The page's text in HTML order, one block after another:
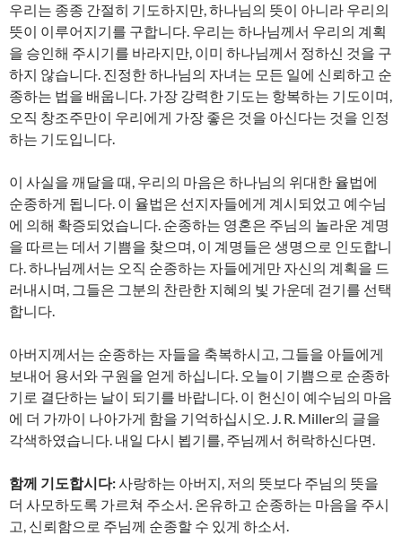
우리는 종종 간절히 기도하지만, 하나님의 뜻이 아니라 우리의
뜻이 이루어지기를 구합니다. 우리는 하나님께서 우리의 계획
을 승인해 주시기를 바라지만, 이미 하나님께서 정하신 것을 구
하지 않습니다. 진정한 하나님의 자녀는 모든 일에 신뢰하고 순
종하는 법을 배웁니다. 가장 강력한 기도는 항복하는 기도이며,
오직 창조주만이 우리에게 가장 좋은 것을 아신다는 것을 인정
하는 기도입니다.
이 사실을 깨달을 때, 우리의 마음은 하나님의 위대한 율법에
순종하게 됩니다. 이 율법은 선지자들에게 계시되었고 예수님
에 의해 확증되었습니다. 순종하는 영혼은 주님의 놀라운 계명
을 따르는 데서 기쁨을 찾으며, 이 계명들은 생명으로 인도합니
다. 하나님께서는 오직 순종하는 자들에게만 자신의 계획을 드
러내시며, 그들은 그분의 찬란한 지혜의 빛 가운데 걷기를 선택
합니다.
아버지께서는 순종하는 자들을 축복하시고, 그들을 아들에게
보내어 용서와 구원을 얻게 하십니다. 오늘이 기쁨으로 순종하
기로 결단하는 날이 되기를 바랍니다. 이 헌신이 예수님의 마음
에 더 가까이 나아가게 함을 기억하십시오. J. R. Miller의 글을
각색하였습니다. 내일 다시 뵙기를, 주님께서 허락하신다면.
함께 기도합시다:사랑하는 아버지, 저의 뜻보다 주님의 뜻을
더 사모하도록 가르쳐 주소서. 온유하고 순종하는 마음을 주시
고, 신뢰함으로 주님께 순종할 수 있게 하소서.